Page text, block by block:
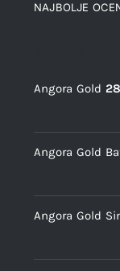
NAJBOLJE
Angora Gold
Angora Gold
Angora Gold